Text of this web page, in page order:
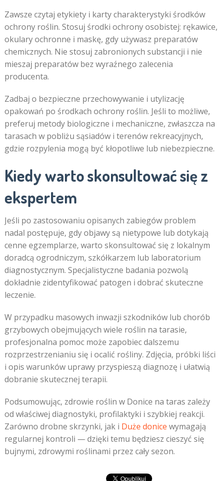
Zawsze czytaj etykiety i karty charakterystyki środków
ochrony roślin. Stosuj środki ochrony osobistej: rękawice,
okulary ochronne i maskę, gdy używasz preparatów
chemicznych. Nie stosuj zabronionych substancji i nie
mieszaj preparatów bez wyraźnego zalecenia
producenta.
Zadbaj o bezpieczne przechowywanie i utylizację
opakowań po środkach ochrony roślin. Jeśli to możliwe,
preferuj metody biologiczne i mechaniczne, zwłaszcza na
tarasach w pobliżu sąsiadów i terenów rekreacyjnych,
gdzie rozpylenia mogą być kłopotliwe lub niebezpieczne.
Kiedy warto skonsultować się z
ekspertem
Jeśli po zastosowaniu opisanych zabiegów problem
nadal postępuje, gdy objawy są nietypowe lub dotykają
cenne egzemplarze, warto skonsultować się z lokalnym
doradcą ogrodniczym, szkółkarzem lub laboratorium
diagnostycznym. Specjalistyczne badania pozwolą
dokładnie zidentyfikować patogen i dobrać skuteczne
leczenie.
W przypadku masowych inwazji szkodników lub chorób
grzybowych obejmujących wiele roślin na tarasie,
profesjonalna pomoc może zapobiec dalszemu
rozprzestrzenianiu się i ocalić rośliny. Zdjęcia, próbki liści
i opis warunków uprawy przyspieszą diagnozę i ułatwią
dobranie skutecznej terapii.
Podsumowując, zdrowie roślin w Donice na taras zależy
od właściwej diagnostyki, profilaktyki i szybkiej reakcji.
Zarówno drobne skrzynki, jak i Duże donice wymagają
regularnej kontroli — dzięki temu będziesz cieszyć się
bujnymi, zdrowymi roślinami przez cały sezon.